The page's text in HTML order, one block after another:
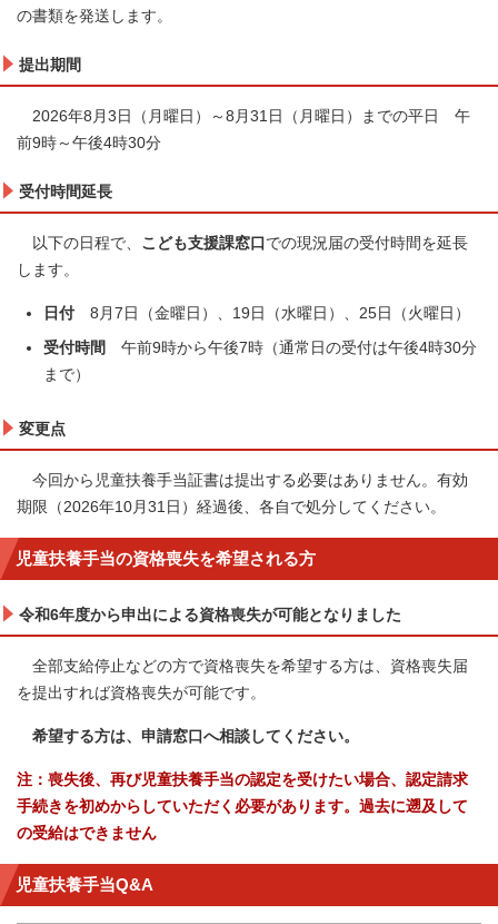
の書類を発送します。
提出期間
2026年8月3日（月曜日）～8月31日（月曜日）までの平日 午
前9時～午後4時30分
受付時間延長
以下の日程で、 こども支援課窓口 での現況届の受付時間を延長
します。
日付 8月7日（金曜日）、19日（水曜日）、25日（火曜日）
受付時間
午前9時から午後7時（通常日の受付は午後4時30分
まで）
変更点
今回から児童扶養手当証書は提出する必要はありません。有効
期限（2026年10月31日）経過後、各自で処分してください。
児童扶養手当の資格喪失を希望される方
令和6年度から申出による資格喪失が可能となりました
全部支給停止などの方で資格喪失を希望する方は、資格喪失届
を提出すれば資格喪失が可能です。
希望する方は、申請窓口へ相談してください。
注：喪失後、再び児童扶養手当の認定を受けたい場合、認定請求
手続きを初めからしていただく必要があります。過去に遡及して
の受給はできません
児童扶養手当Q&A